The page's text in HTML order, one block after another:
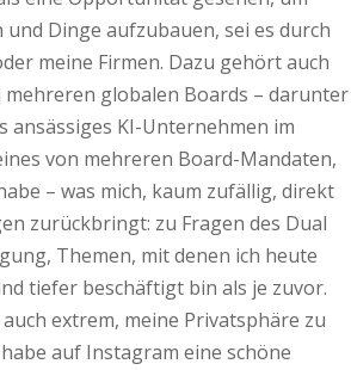
Dinge aufzubauen, sei es durch
meine Firmen. Dazu gehört auch
mehreren globalen Boards – darunter
ansässiges KI-Unternehmen im
von mehreren Board-Mandaten,
– was mich, kaum zufällig, direkt
zurückbringt: zu Fragen des Dual
Themen, mit denen ich heute
tiefer beschäftigt bin als je zuvor.
extrem, meine Privatsphäre zu
auf Instagram eine schöne